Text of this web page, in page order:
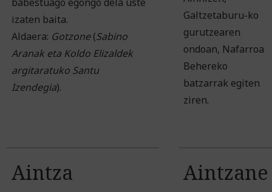
babestuago egongo dela uste
izaten baita.
Aldaera: Gotzone(Sabino
Aranak eta Koldo Elizaldek
argitaratuko Santu
Izendegia).
Galtzetaburu-ko
gurutzearen
ondoan, Nafarroa
Behereko
batzarrak egiten
ziren.
Aintza Aintzane